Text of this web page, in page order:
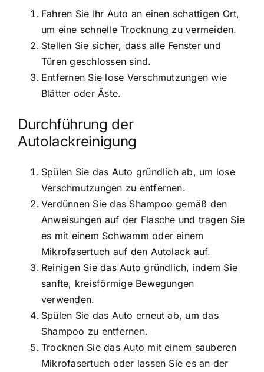
Fahren Sie Ihr Auto an einen schattigen Ort,
um eine schnelle Trocknung zu vermeiden.
Stellen Sie sicher, dass alle Fenster und
Türen geschlossen sind.
Entfernen Sie lose Verschmutzungen wie
Blätter oder Äste.
Durchführung der
Autolackreinigung
Spülen Sie das Auto gründlich ab, um lose
Verschmutzungen zu entfernen.
Verdünnen Sie das Shampoo gemäß den
Anweisungen auf der Flasche und tragen Sie
es mit einem Schwamm oder einem
Mikrofasertuch auf den Autolack auf.
Reinigen Sie das Auto gründlich, indem Sie
sanfte, kreisförmige Bewegungen
verwenden.
Spülen Sie das Auto erneut ab, um das
Shampoo zu entfernen.
Trocknen Sie das Auto mit einem sauberen
Mikrofasertuch oder lassen Sie es an der